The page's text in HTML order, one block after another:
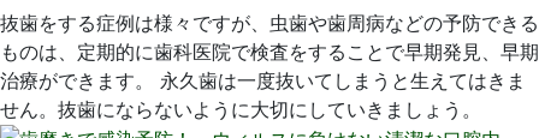
抜歯をする症例は様々ですが、虫歯や歯周病などの予防できる
ものは、定期的に歯科医院で検査をすることで早期発見、早期
治療ができます。 永久歯は一度抜いてしまうと生えてはきま
せん。抜歯にならないように大切にしていきましょう。